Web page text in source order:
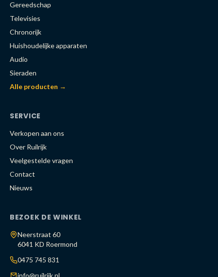
Gereedschap
Televisies
Chronorijk
Huishoudelijke apparaten
Audio
Sieraden
Alle producten →
SERVICE
Verkopen aan ons
Over Ruilrijk
Veelgestelde vragen
Contact
Nieuws
BEZOEK DE WINKEL
Neerstraat 60
6041 KD Roermond
0475 745 831
info@ruilrijk.nl